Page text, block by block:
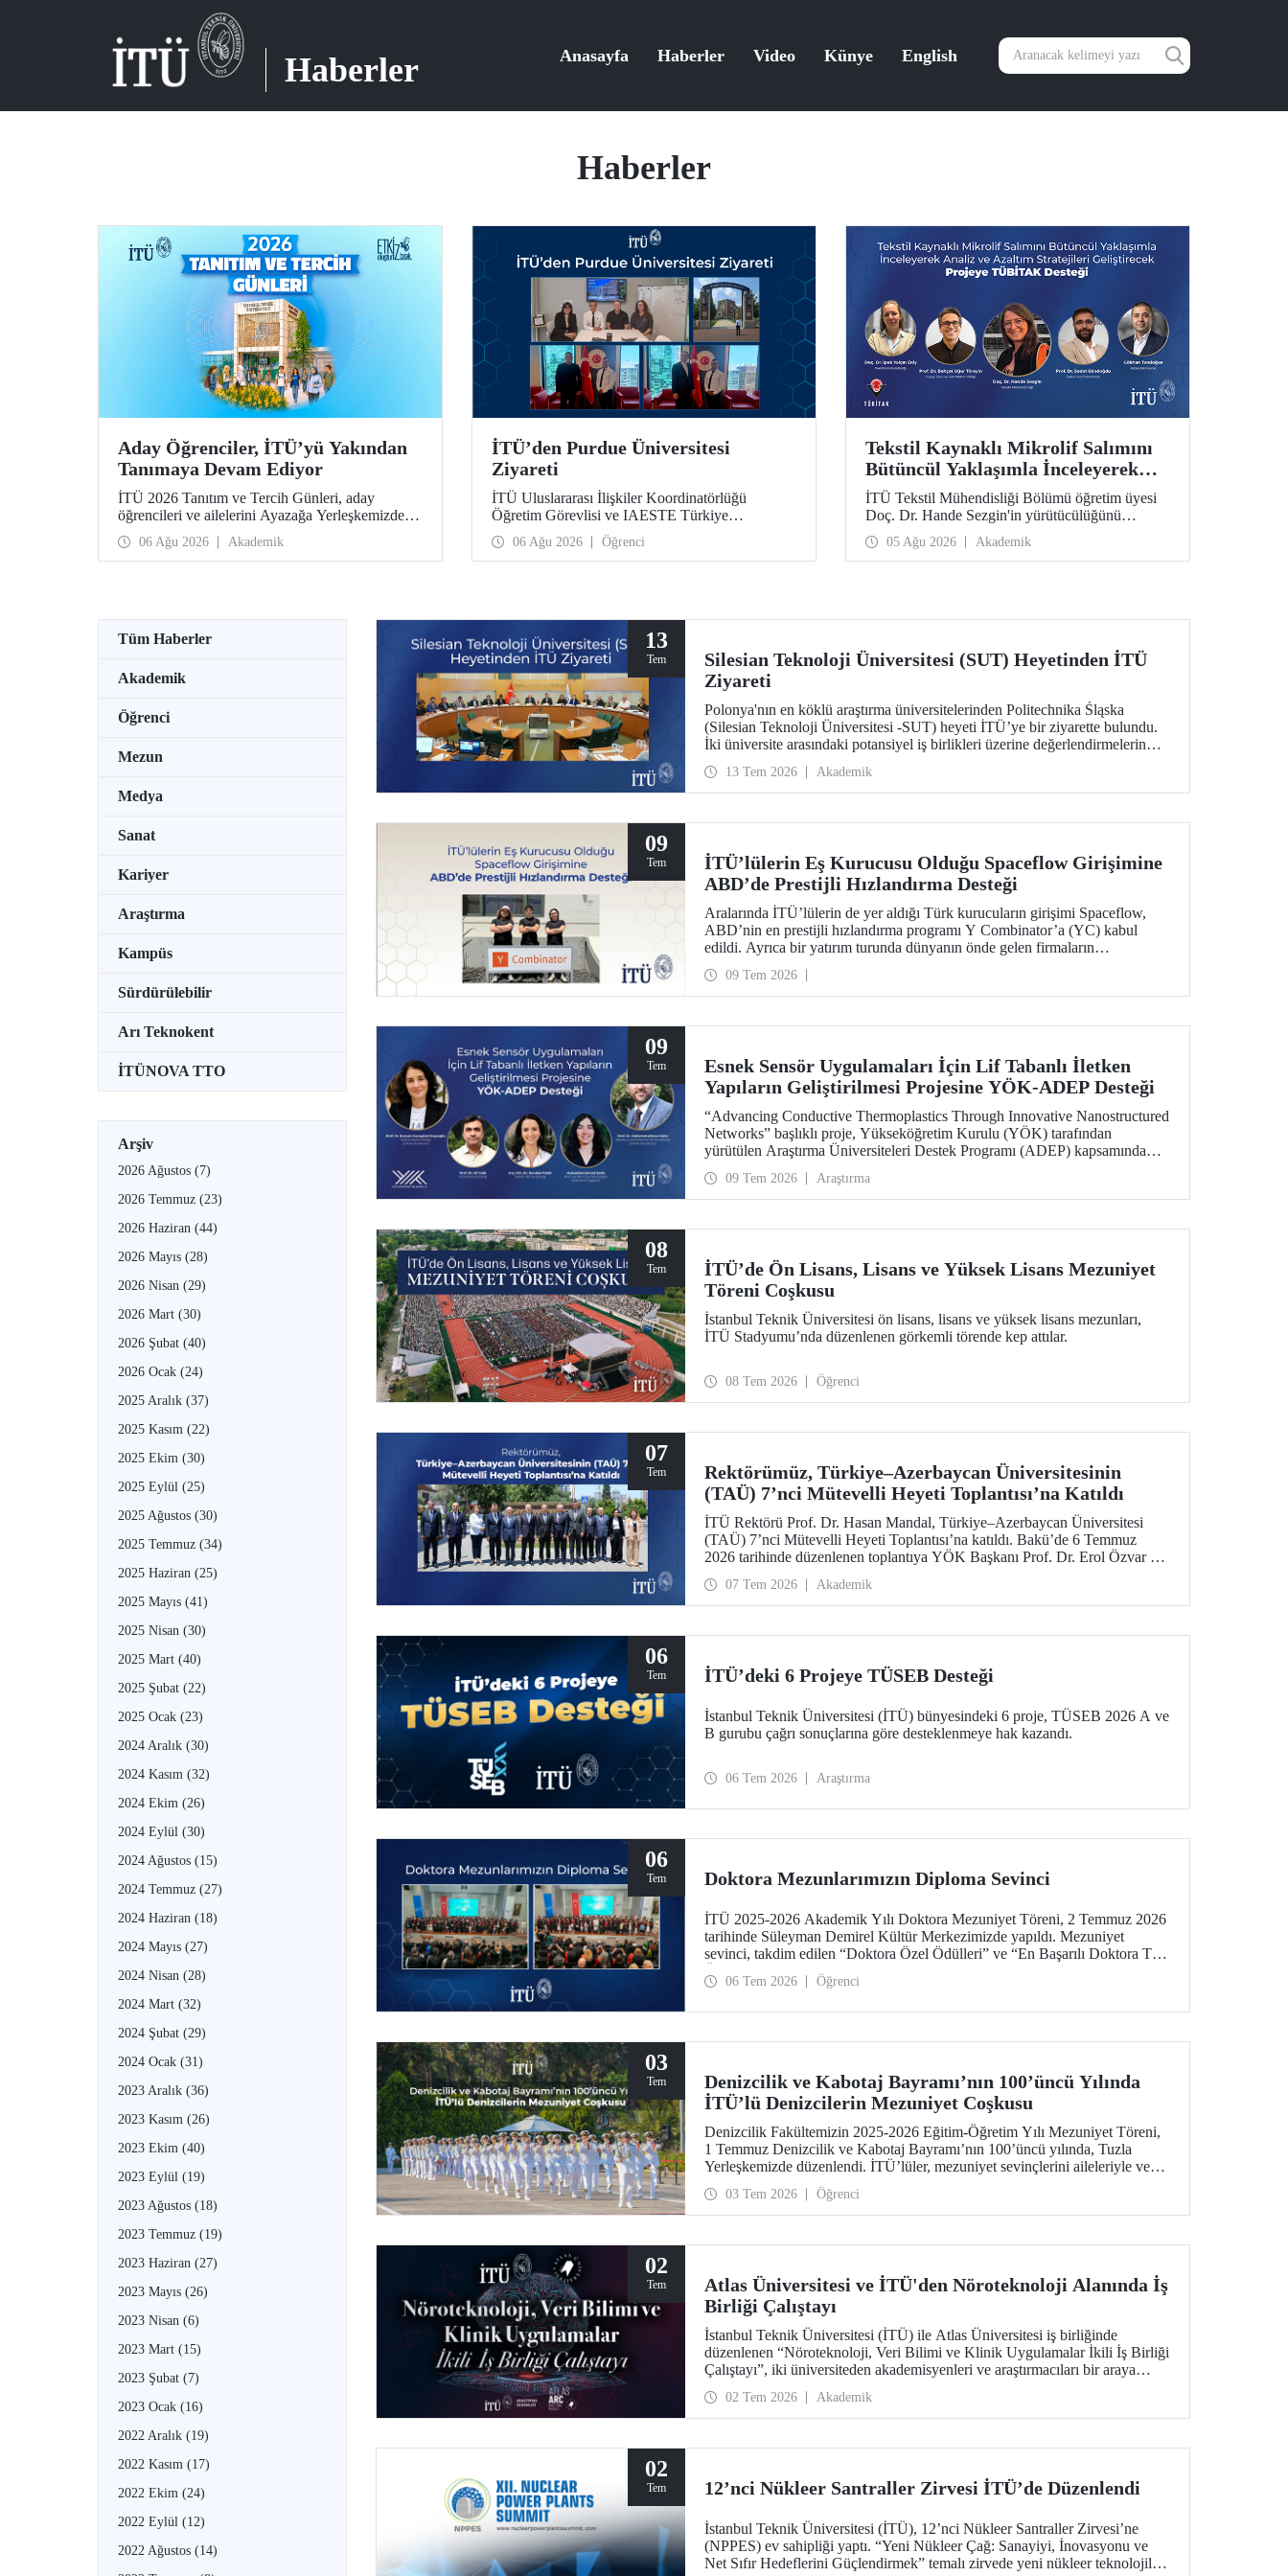
Haberler Anasayfa Haberler Video Künye English
Haberler
Aday Öğrenciler, İTÜ’yü Yakından
Tanımaya Devam Ediyor
İTÜ 2026 Tanıtım ve Tercih Günleri, aday
öğrencileri ve ailelerini Ayazağa Yerleşkemizde
ağırlamaya devam ediyor. Tanıtım ve Tercih
Günleri 7 Ağustos’ta tamamlanacak, ilgili fakülte
ve birimler adaylara bilgi vermeye devam edecek.
06 Ağu 2026 Akademik
İTÜ’den Purdue Üniversitesi
Ziyareti
İTÜ Uluslararası İlişkiler Koordinatörlüğü
Öğretim Görevlisi ve IAESTE Türkiye
Sorumlusu Cahit Okan, akademik ilişkileri ve iş
birliğini geliştirmek amacıyla 20-27 Temmuz
tarihlerinde ABD’de dünyanın önde gelen
06 Ağu 2026 Öğrenci
Tekstil Kaynaklı Mikrolif Salımını
Bütüncül Yaklaşımla İnceleyerek
Analiz ve Azaltım Stratejileri
Geliştirecek Projeye TÜBİTAK
Desteği
İTÜ Tekstil Mühendisliği Bölümü öğretim üyesi
Doç. Dr. Hande Sezgin'in yürütücülüğünü
üstlendiği “Sürdürülebilir Pamuk ve Polyester
Esaslı Tekstil Ürünlerinde Kullanım Koşullarına
Bağlı Mikrolif Salımı: Aşınma, UV Maruziyeti ve
proje, TÜBİTAK 2515 – COST Aksiyon Üyeleri
desteklenmeye hak kazandı.
05 Ağu 2026 Akademik
Tüm Haberler
Akademik
Öğrenci
Mezun
Medya
Sanat
Kariyer
Araştırma
Kampüs
Sürdürülebilir
Arı Teknokent
İTÜNOVA TTO
Arşiv
2026 Ağustos (7)
2026 Temmuz (23)
2026 Haziran (44)
2026 Mayıs (28)
2026 Nisan (29)
2026 Mart (30)
2026 Şubat (40)
2026 Ocak (24)
2025 Aralık (37)
2025 Kasım (22)
2025 Ekim (30)
2025 Eylül (25)
2025 Ağustos (30)
2025 Temmuz (34)
2025 Haziran (25)
2025 Mayıs (41)
2025 Nisan (30)
2025 Mart (40)
2025 Şubat (22)
2025 Ocak (23)
2024 Aralık (30)
2024 Kasım (32)
2024 Ekim (26)
2024 Eylül (30)
2024 Ağustos (15)
2024 Temmuz (27)
2024 Haziran (18)
2024 Mayıs (27)
2024 Nisan (28)
2024 Mart (32)
2024 Şubat (29)
2024 Ocak (31)
2023 Aralık (36)
2023 Kasım (26)
2023 Ekim (40)
2023 Eylül (19)
2023 Ağustos (18)
2023 Temmuz (19)
2023 Haziran (27)
2023 Mayıs (26)
2023 Nisan (6)
2023 Mart (15)
2023 Şubat (7)
2023 Ocak (16)
2022 Aralık (19)
2022 Kasım (17)
2022 Ekim (24)
2022 Eylül (12)
2022 Ağustos (14)
13
Tem
Silesian Teknoloji Üniversitesi (SUT) Heyetinden İTÜ
Ziyareti
Polonya'nın en köklü araştırma üniversitelerinden Politechnika Śląska
(Silesian Teknoloji Üniversitesi -SUT) heyeti İTÜ’ye bir ziyarette bulundu.
İki üniversite arasındaki potansiyel iş birlikleri üzerine değerlendirmelerin
araştırma merkezi kurulması gündem başlıkları arasında yer aldı.
13 Tem 2026 Akademik
09
Tem
İTÜ’lülerin Eş Kurucusu Olduğu Spaceflow Girişimine
ABD’de Prestijli Hızlandırma Desteği
Aralarında İTÜ’lülerin de yer aldığı Türk kurucuların girişimi Spaceflow,
ABD’nin en prestijli hızlandırma programı Y Combinator’a (YC) kabul
edildi. Ayrıca bir yatırım turunda dünyanın önde gelen firmaların
09 Tem 2026
09
Tem
Esnek Sensör Uygulamaları İçin Lif Tabanlı İletken
Yapıların Geliştirilmesi Projesine YÖK-ADEP Desteği
“Advancing Conductive Thermoplastics Through Innovative Nanostructured
Networks” başlıklı proje, Yükseköğretim Kurulu (YÖK) tarafından
yürütülen Araştırma Üniversiteleri Destek Programı (ADEP) kapsamında
Mühendisliği Bölümü öğretim üyesi Prof. Dr. Burçak Karagüzel Kayaoğlu
ile Metalurji ve Malzeme Mühendisliği Bölümü öğretim üyesi Prof. Dr.
09 Tem 2026 Araştırma
08
Tem
İTÜ’de Ön Lisans, Lisans ve Yüksek Lisans Mezuniyet
Töreni Coşkusu
İstanbul Teknik Üniversitesi ön lisans, lisans ve yüksek lisans mezunları,
İTÜ Stadyumu’nda düzenlenen görkemli törende kep attılar.
08 Tem 2026 Öğrenci
07
Tem
Rektörümüz, Türkiye–Azerbaycan Üniversitesinin
(TAÜ) 7’nci Mütevelli Heyeti Toplantısı’na Katıldı
İTÜ Rektörü Prof. Dr. Hasan Mandal, Türkiye–Azerbaycan Üniversitesi
(TAÜ) 7’nci Mütevelli Heyeti Toplantısı’na katıldı. Bakü’de 6 Temmuz
2026 tarihinde düzenlenen toplantıya YÖK Başkanı Prof. Dr. Erol Özvar ve
07 Tem 2026 Akademik
06
Tem İTÜ’deki 6 Projeye TÜSEB Desteği
İstanbul Teknik Üniversitesi (İTÜ) bünyesindeki 6 proje, TÜSEB 2026 A ve
B gurubu çağrı sonuçlarına göre desteklenmeye hak kazandı.
06 Tem 2026 Araştırma
06
Tem Doktora Mezunlarımızın Diploma Sevinci
İTÜ 2025-2026 Akademik Yılı Doktora Mezuniyet Töreni, 2 Temmuz 2026
tarihinde Süleyman Demirel Kültür Merkezimizde yapıldı. Mezuniyet
sevinci, takdim edilen “Doktora Özel Ödülleri” ve “En Başarılı Doktora Tez
Ödülleri” ile taçlandı.
06 Tem 2026 Öğrenci
03
Tem
Denizcilik ve Kabotaj Bayramı’nın 100’üncü Yılında
İTÜ’lü Denizcilerin Mezuniyet Coşkusu
Denizcilik Fakültemizin 2025-2026 Eğitim-Öğretim Yılı Mezuniyet Töreni,
1 Temmuz Denizcilik ve Kabotaj Bayramı’nın 100’üncü yılında, Tuzla
Yerleşkemizde düzenlendi. İTÜ’lüler, mezuniyet sevinçlerini aileleriyle ve
hocalarıyla paylaştılar. Denizcilik alanındaki kamu, sivil toplum ve sektör
temsilcileri İTÜ ailesinin mezuniyet gururuna tanıklık etti.
03 Tem 2026 Öğrenci
02
Tem
Atlas Üniversitesi ve İTÜ'den Nöroteknoloji Alanında İş
Birliği Çalıştayı
İstanbul Teknik Üniversitesi (İTÜ) ile Atlas Üniversitesi iş birliğinde
düzenlenen “Nöroteknoloji, Veri Bilimi ve Klinik Uygulamalar İkili İş Birliği
Çalıştayı”, iki üniversiteden akademisyenleri ve araştırmacıları bir araya
02 Tem 2026 Akademik
02
Tem 12’nci Nükleer Santraller Zirvesi İTÜ’de Düzenlendi
İstanbul Teknik Üniversitesi (İTÜ), 12’nci Nükleer Santraller Zirvesi’ne
(NPPES) ev sahipliği yaptı. “Yeni Nükleer Çağ: Sanayiyi, İnovasyonu ve
Net Sıfır Hedeflerini Güçlendirmek” temalı zirvede yeni nükleer teknolojiler